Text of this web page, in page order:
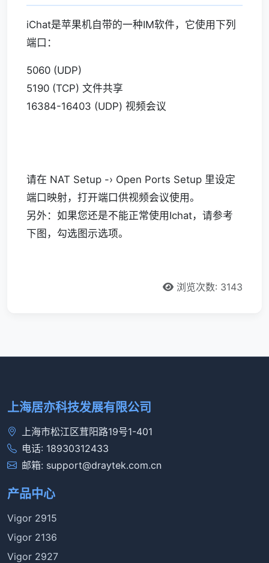
iChat是苹果机自带的一种IM软件，它使用下列
端口：
5060 (UDP)
5190 (TCP) 文件共享
16384-16403 (UDP) 视频会议
请在 NAT Setup -› Open Ports Setup 里设定
端口映射，打开端口供视频会议使用。
另外：如果您还是不能正常使用Ichat，请参考
下图，勾选图示选项。
浏览次数: 3143
上海居亦科技发展有限公司
上海市松江区茸阳路19号1-401
电话: 18930312433
邮箱: support@draytek.com.cn
产品中心
Vigor 2915
Vigor 2136
Vigor 2927